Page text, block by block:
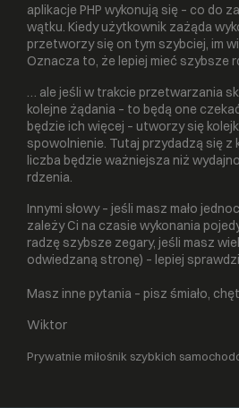
aplikacje PHP wykonują się – co do
wątku. Kiedy użytkownik zażąda
przetworzy się on tym szybciej, im
Oznacza to, że lepiej mieć szybsze
… ale jeśli w trakcie przetwarzania
kolejne żądania – to będą one
będzie ich więcej – utworzy się
spowolnienie. Tutaj przydadzą się z
liczba będzie ważniejsza niż
rdzenia.
Innymi słowy – jeśli masz mało
zależy Ci na czasie wykonania
radzę szybsze zegary, jeśli masz
odwiedzaną stronę) – lepiej
Masz inne pytania – pisz śmiało,
Wiktor
Prywatnie miłośnik szybkich